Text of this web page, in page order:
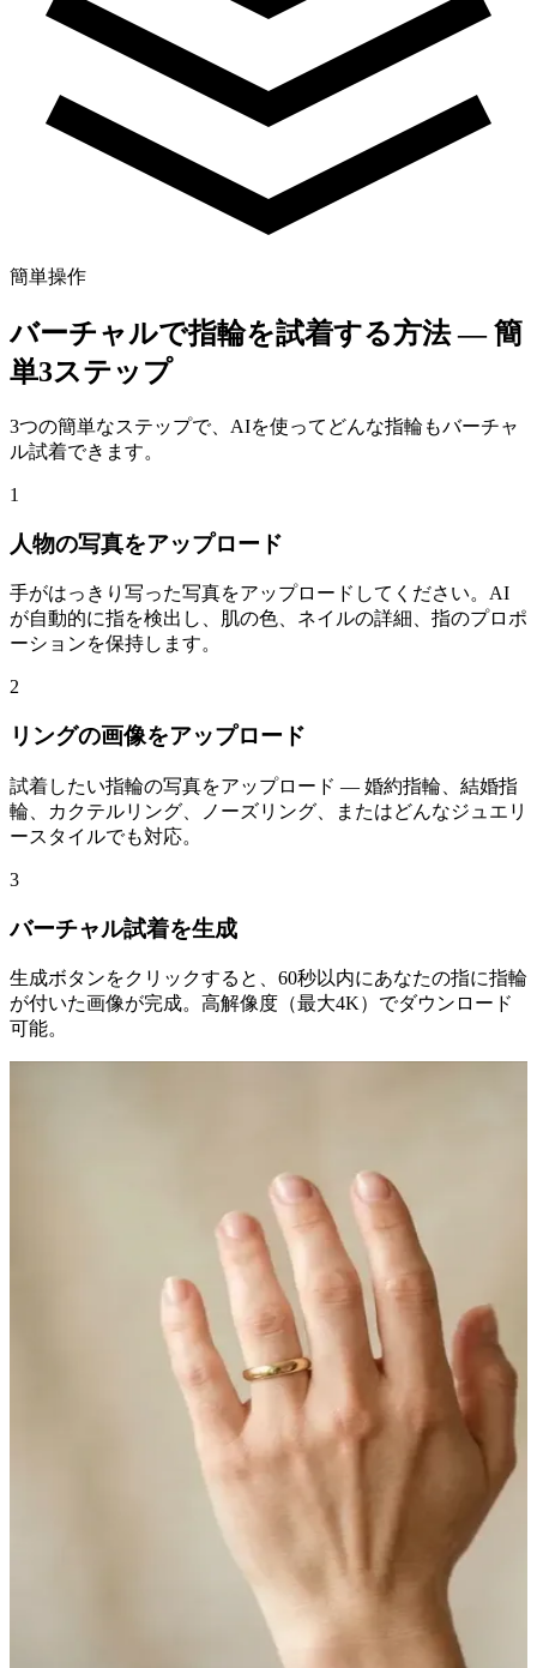
簡単操作
バーチャルで指輪を試着する方法 — 簡
単3ステップ
3つの簡単なステップで、AIを使ってどんな指輪もバーチャ
ル試着できます。
1
人物の写真をアップロード
手がはっきり写った写真をアップロードしてください。AI
が自動的に指を検出し、肌の色、ネイルの詳細、指のプロポ
ーションを保持します。
2
リングの画像をアップロード
試着したい指輪の写真をアップロード — 婚約指輪、結婚指
輪、カクテルリング、ノーズリング、またはどんなジュエリ
ースタイルでも対応。
3
バーチャル試着を生成
生成ボタンをクリックすると、60秒以内にあなたの指に指輪
が付いた画像が完成。高解像度（最大4K）でダウンロード
可能。